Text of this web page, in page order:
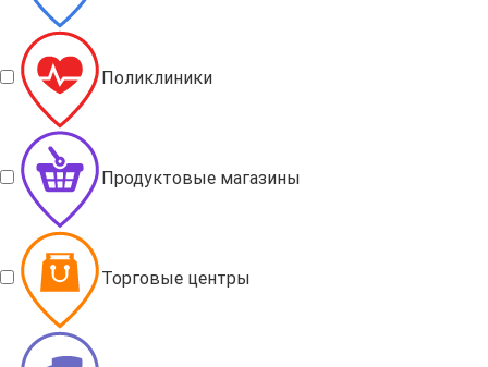
Поликлиники
Продуктовые магазины
Торговые центры